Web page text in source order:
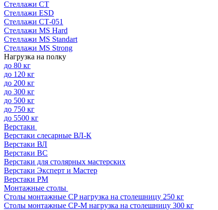
Стеллажи СТ
Стеллажи ESD
Стеллажи СТ-051
Стеллажи MS Hard
Стеллажи MS Standart
Стеллажи MS Strong
Нагрузка на полку
до 80 кг
до 120 кг
до 200 кг
до 300 кг
до 500 кг
до 750 кг
до 5500 кг
Верстаки
Верстаки слесарные ВЛ-К
Верстаки ВЛ
Верстаки ВС
Верстаки для столярных мастерских
Верстаки Эксперт и Мастер
Верстаки РМ
Монтажные столы
Столы монтажные СP нагрузка на столешницу 250 кг
Столы монтажные СР-М нагрузка на столешницу 300 кг